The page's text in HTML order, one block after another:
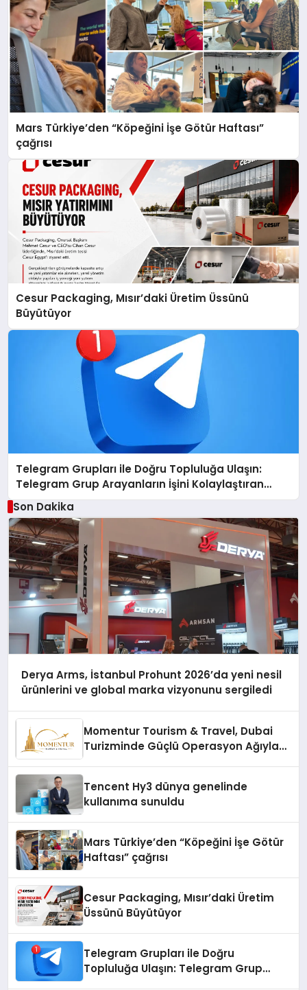
Mars Türkiye’den “Köpeğini İşe Götür Haftası”
çağrısı
Cesur Packaging, Mısır’daki Üretim Üssünü
Büyütüyor
Telegram Grupları ile Doğru Topluluğa Ulaşın:
Telegram Grup Arayanların İşini Kolaylaştıran
Çözüm
Son Dakika
Derya Arms, İstanbul Prohunt 2026’da yeni nesil
ürünlerini ve global marka vizyonunu sergiledi
Momentur Tourism & Travel, Dubai
Turizminde Güçlü Operasyon Ağıyla
Tencent Hy3 dünya genelinde
kullanıma sunuldu
Mars Türkiye’den “Köpeğini İşe Götür
Haftası” çağrısı
Cesur Packaging, Mısır’daki Üretim
Üssünü Büyütüyor
Telegram Grupları ile Doğru
Topluluğa Ulaşın: Telegram Grup